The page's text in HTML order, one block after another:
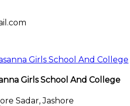
Girls School And College
Sadar, Jashore